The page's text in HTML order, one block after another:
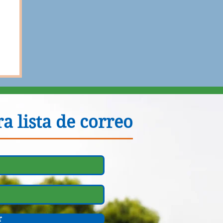
lista de correo